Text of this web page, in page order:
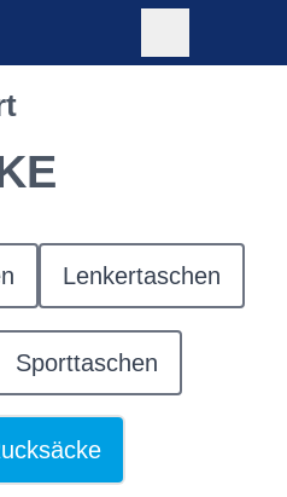
Lenkertaschen
Sporttaschen